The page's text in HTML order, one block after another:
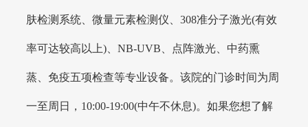
肤检测系统、微量元素检测仪、308准分子激光(有效
率可达较高以上)、NB-UVB、点阵激光、中药熏
蒸、免疫五项检查等专业设备。该院的门诊时间为周
一至周日，10:00-19:00(中午不休息)。如果您想了解